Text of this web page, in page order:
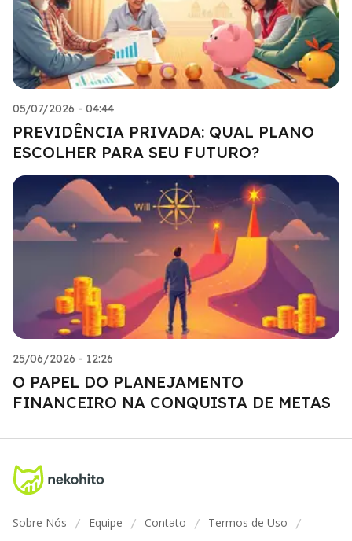
05/07/2026 - 04:44
PREVIDÊNCIA PRIVADA: QUAL PLANO
ESCOLHER PARA SEU FUTURO?
25/06/2026 - 12:26
O PAPEL DO PLANEJAMENTO
FINANCEIRO NA CONQUISTA DE METAS
Sobre Nós / Equipe / Contato / Termos de Uso /